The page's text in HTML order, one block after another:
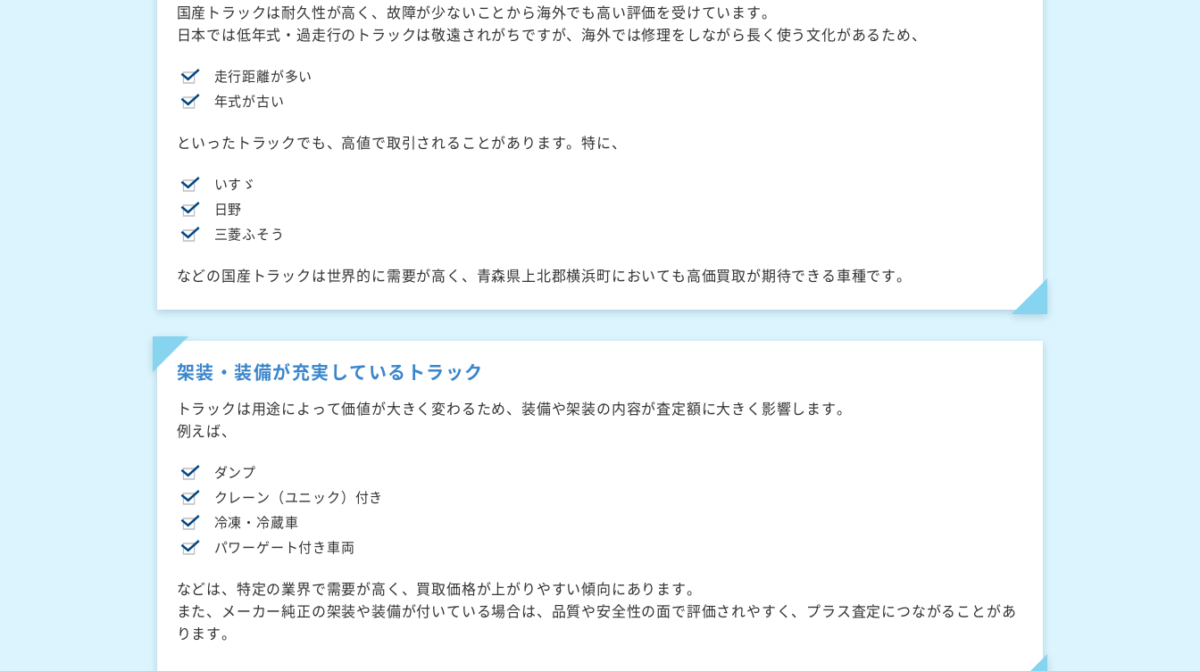
国産トラックは耐久性が高く、故障が少ないことから海外でも高い評価を受けています。
日本では低年式・過走行のトラックは敬遠されがちですが、海外では修理をしながら長く使う文化があるため、
走行距離が多い
年式が古い
といったトラックでも、高値で取引されることがあります。特に、
いすゞ
日野
三菱ふそう
などの国産トラックは世界的に需要が高く、青森県上北郡横浜町においても高価買取が期待できる車種です。
架装・装備が充実しているトラック
トラックは用途によって価値が大きく変わるため、装備や架装の内容が査定額に大きく影響します。
例えば、
ダンプ
クレーン（ユニック）付き
冷凍・冷蔵車
パワーゲート付き車両
などは、特定の業界で需要が高く、買取価格が上がりやすい傾向にあります。
また、メーカー純正の架装や装備が付いている場合は、品質や安全性の面で評価されやすく、プラス査定につながることがあ
ります。